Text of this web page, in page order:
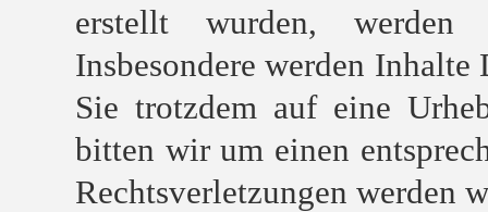
erstellt wurden, werden
Insbesondere werden
Sie trotzdem auf eine
bitten wir um einen
Rechtsverletzungen werden